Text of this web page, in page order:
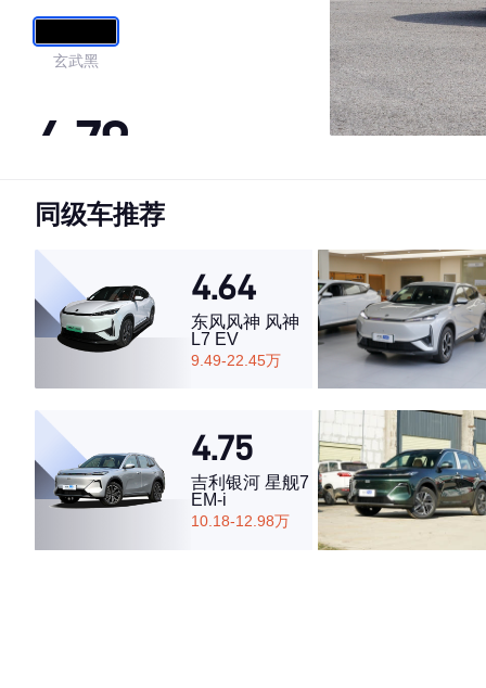
玄武黑
4.79
·外观表现较为优秀，优于60%同级车
·空间表现较为优秀，优于76%同级车
同级车推荐
4.64
东风风神 风神
L7 EV
9.49-22.45万
4.75
吉利银河 星舰7
EM-i
10.18-12.98万